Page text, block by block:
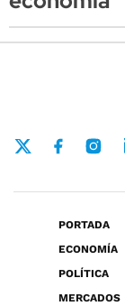
PORTADA
ECONOMÍA
POLÍTICA
MERCADOS